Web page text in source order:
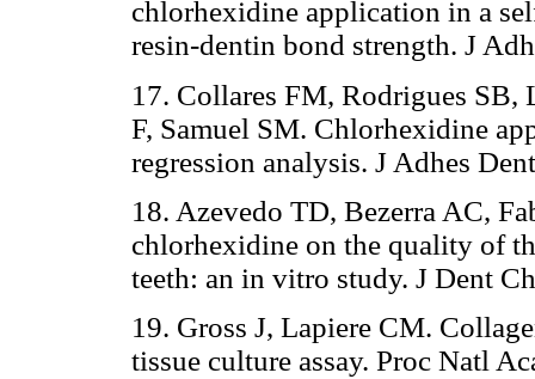
chlorhexidine application in a
resin-dentin bond strength. J
17. Collares FM, Rodrigues
F, Samuel SM. Chlorhexidine
regression analysis. J Adhes
18. Azevedo TD, Bezerra AC,
chlorhexidine on the quality of
teeth: an in vitro study. J Dent
19. Gross J, Lapiere CM.
tissue culture assay. Proc Natl